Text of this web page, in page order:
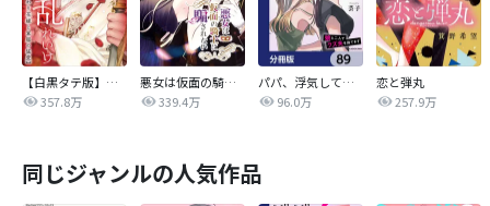
【白黒タテ版】孕むまで乱れいけ～身代わり花嫁と軍服の猛愛
357.8万
悪女は仮面の騎士に騙されない
339.4万
パパ、浮気してるよ？娘と二人でクズ夫を捨てます【分冊版】
96.0万
恋と弾丸
257.9万
同じジャンルの人気作品